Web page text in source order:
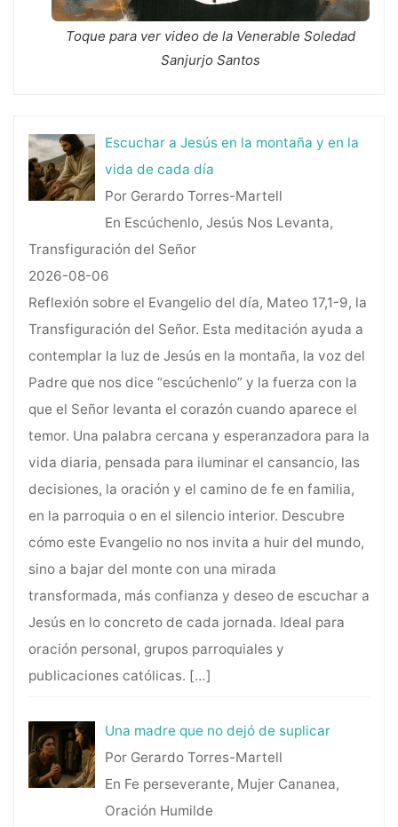
Toque para ver video de la Venerable Soledad
Sanjurjo Santos
Escuchar a Jesús en la montaña y en la
vida de cada día
Por Gerardo Torres-Martell
En Escúchenlo, Jesús Nos Levanta,
Transfiguración del Señor
2026-08-06
Reflexión sobre el Evangelio del día, Mateo 17,1-9, la
Transfiguración del Señor. Esta meditación ayuda a
contemplar la luz de Jesús en la montaña, la voz del
Padre que nos dice “escúchenlo” y la fuerza con la
que el Señor levanta el corazón cuando aparece el
temor. Una palabra cercana y esperanzadora para la
vida diaria, pensada para iluminar el cansancio, las
decisiones, la oración y el camino de fe en familia,
en la parroquia o en el silencio interior. Descubre
cómo este Evangelio no nos invita a huir del mundo,
sino a bajar del monte con una mirada
transformada, más confianza y deseo de escuchar a
Jesús en lo concreto de cada jornada. Ideal para
oración personal, grupos parroquiales y
publicaciones católicas. […]
Una madre que no dejó de suplicar
Por Gerardo Torres-Martell
En Fe perseverante, Mujer Cananea,
Oración Humilde